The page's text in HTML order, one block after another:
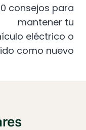
consejos para
mantener tu
eléctrico o
como nuevo